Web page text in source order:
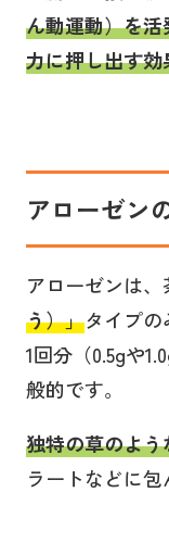
ん動運動）を活
力に押し出す効
アローゼン
アローゼンは
う）」タイプの
1回分（0.5gや
般的です。
独特の草のよ
ラートなどに包